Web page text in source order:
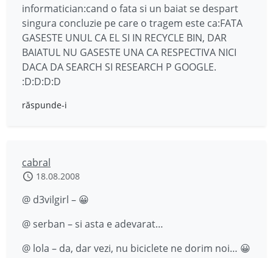
informatician:cand o fata si un baiat se despart
singura concluzie pe care o tragem este ca:FATA
GASESTE UNUL CA EL SI IN RECYCLE BIN, DAR
BAIATUL NU GASESTE UNA CA RESPECTIVA NICI
DACA DA SEARCH SI RESEARCH P GOOGLE.
:D:D:D:D
răspunde-i
cabral
18.08.2008
@ d3vilgirl – 😀
@ serban – si asta e adevarat…
@ lola – da, dar vezi, nu biciclete ne dorim noi… 😀